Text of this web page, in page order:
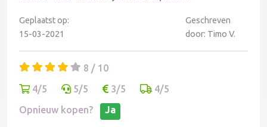
Geplaatst op:
15-03-2021
Geschreven
door: Timo V.
8 / 10
4/5
5/5 3/5
4/5
Opnieuw kopen?
Ja